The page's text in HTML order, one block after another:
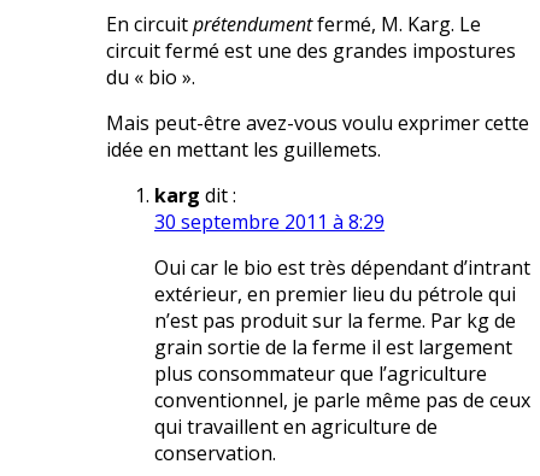
En circuitprétendumentfermé, M. Karg. Le
circuit fermé est une des grandes impostures
du « bio ».
Mais peut-être avez-vous voulu exprimer cette
idée en mettant les guillemets.
karg dit :
30 septembre 2011 à 8:29
Oui car le bio est très dépendant d’intrant
extérieur, en premier lieu du pétrole qui
n’est pas produit sur la ferme. Par kg de
grain sortie de la ferme il est largement
plus consommateur que l’agriculture
conventionnel, je parle même pas de ceux
qui travaillent en agriculture de
conservation.